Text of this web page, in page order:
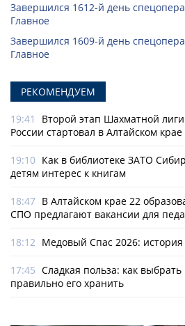
Завершился 1612-й день
Главное
Завершился 1609-й день
Главное
РЕКОМЕНДУЕМ
19:41
Второй этап Шахматной
России стартовал в Алтайском крае
19:10 Как в библиотеке ЗАТО
детям интерес к книгам
18:47 В Алтайском крае 22
СПО предлагают вакансии для
18:12 Медовый Спас 2026:
17:45 Сладкая польза: как
правильно его хранить